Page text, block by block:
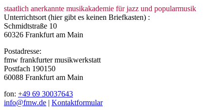
staatlich anerkannte musikakademie für jazz und popularmusik
Unterrichtsort (hier gibt es keinen Briefkasten) :
Schmidtstraße 10
60326 Frankfurt am Main
Postadresse:
fmw frankfurter musikwerkstatt
Postfach 190150
60088 Frankfurt am Main
fon: +49 69 30037643
info@fmw.de | Kontaktformular